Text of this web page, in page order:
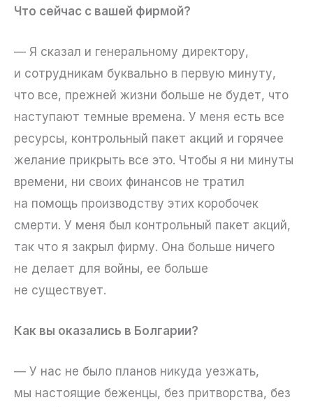
Что сейчас с вашей фирмой?
— Я сказал и генеральному директору,
и сотрудникам буквально в первую минуту,
что все, прежней жизни больше не будет, что
наступают темные времена. У меня есть все
ресурсы, контрольный пакет акций и горячее
желание прикрыть все это. Чтобы я ни минуты
времени, ни своих финансов не тратил
на помощь производству этих коробочек
смерти. У меня был контрольный пакет акций,
так что я закрыл фирму. Она больше ничего
не делает для войны, ее больше
не существует.
Как вы оказались в Болгарии?
— У нас не было планов никуда уезжать,
мы настоящие беженцы, без притворства, без